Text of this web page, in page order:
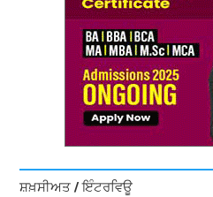
ਸ਼ਖ਼ਸੀਅਤ / ਇੰਟਰਵਿਊ